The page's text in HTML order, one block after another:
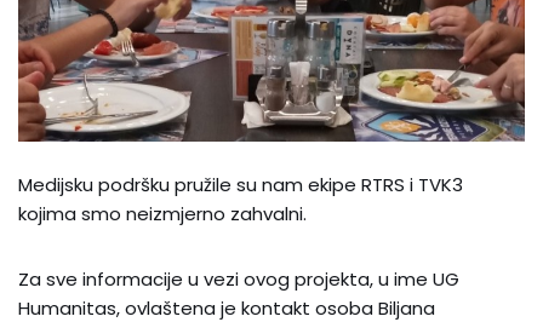
Medijsku podršku pružile su nam ekipe RTRS i TVK3
kojima smo neizmjerno zahvalni.
Za sve informacije u vezi ovog projekta, u ime UG
Humanitas, ovlaštena je kontakt osoba Biljana